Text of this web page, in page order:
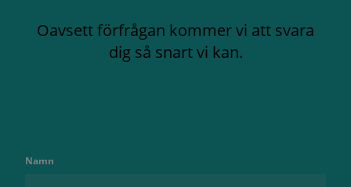
Oavsett förfrågan kommer vi att svara
dig så snart vi kan.
Namn